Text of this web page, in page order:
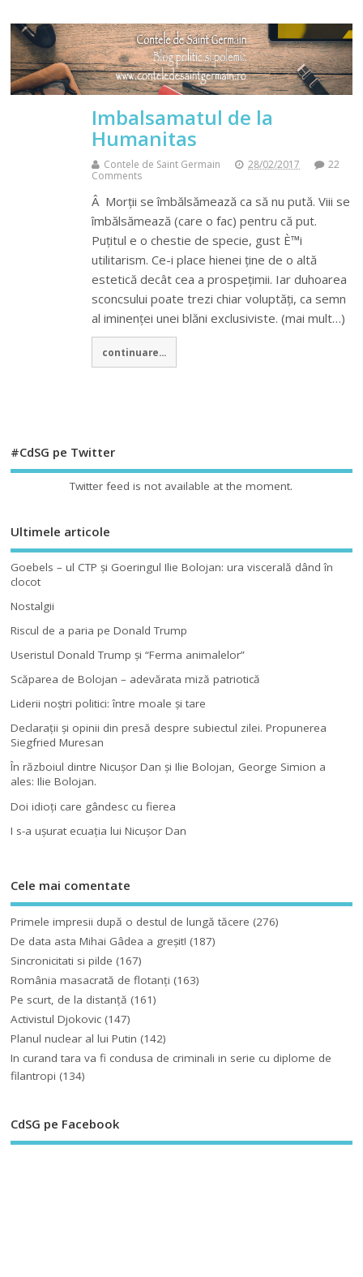
Imbalsamatul de la
Humanitas
Contele de Saint Germain 28/02/2017
22
Comments
Â Morții se îmbălsămează ca să nu pută. Viii se
îmbălsămează (care o fac) pentru că put.
Puțitul e o chestie de specie, gust È™i
utilitarism. Ce-i place hienei ține de o altă
estetică decât cea a prospețimii. Iar duhoarea
sconcsului poate trezi chiar voluptăți, ca semn
al iminenței unei blăni exclusiviste. (mai mult…)
continuare...
#CdSG pe Twitter
Twitter feed is not available at the moment.
Ultimele articole
Goebels – ul CTP şi Goeringul Ilie Bolojan: ura viscerală dând în
clocot
Nostalgii
Riscul de a paria pe Donald Trump
Useristul Donald Trump şi “Ferma animalelor”
Scăparea de Bolojan – adevărata miză patriotică
Liderii noştri politici: între moale şi tare
Declaraţii şi opinii din presă despre subiectul zilei. Propunerea
Siegfried Muresan
În războiul dintre Nicuşor Dan şi Ilie Bolojan, George Simion a
ales: Ilie Bolojan.
Doi idioţi care gândesc cu fierea
I s-a uşurat ecuaţia lui Nicuşor Dan
Cele mai comentate
Primele impresii după o destul de lungă tăcere (276)
De data asta Mihai Gâdea a greşit! (187)
Sincronicitati si pilde (167)
România masacrată de flotanţi (163)
Pe scurt, de la distanță (161)
Activistul Djokovic (147)
Planul nuclear al lui Putin (142)
In curand tara va fi condusa de criminali in serie cu diplome de
filantropi (134)
CdSG pe Facebook